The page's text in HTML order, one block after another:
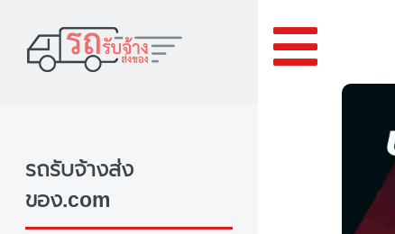
รถรับจ้างส่ง
ของ.com